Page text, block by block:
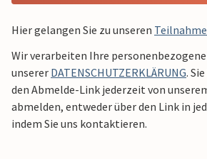
Hier gelangen Sie zu unseren
Wir verarbeiten Ihre
unserer DATENSCHUTZERKLÄRUNG.
den Abmelde-Link jederzeit von
abmelden, entweder über den Link in
indem Sie uns kontaktieren.